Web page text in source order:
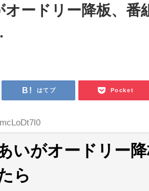
ｗｗｗｗ
うちの息子が団地住みの貧乏に学歴で負けた」
ードリー降板、番
はてブ Pocket
いがオードリー
ら